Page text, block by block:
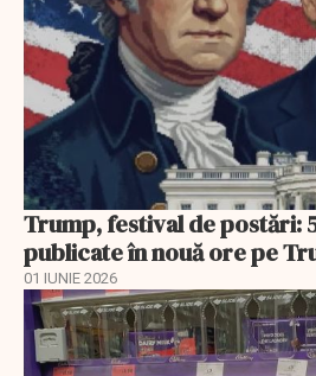
Trump, festival de postări:
publicate în nouă ore pe
01 IUNIE 2026